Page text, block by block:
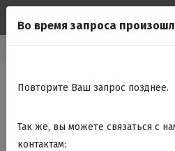
Вход
Во время запроса
Повторите Ваш запрос позднее.
Так же, вы можете связаться с
контактам: